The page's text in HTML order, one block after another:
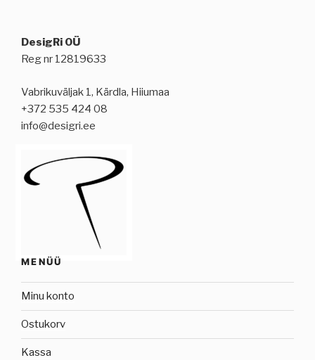
DesigRi OÜ
Reg nr 12819633
Vabrikuväljak 1, Kärdla, Hiiumaa
+372 535 424 08
info@desigri.ee
MENÜÜ
Minu konto
Ostukorv
Kassa